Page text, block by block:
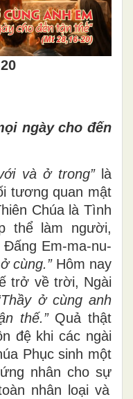
ọi ngày cho đến
ới và ởtrong”là
i tương quan mật
ên Chúa là Tình
thểlàm người,
Đấng Em-ma-nu-
ởcùng.”Hôm nay
trở vềtrời, Ngài
ầy ởcùng anh
n thế.”Quả thật
đệkhi các ngài
úa Phục sinh một
ứng nhân cho sự
àn nhân loại và